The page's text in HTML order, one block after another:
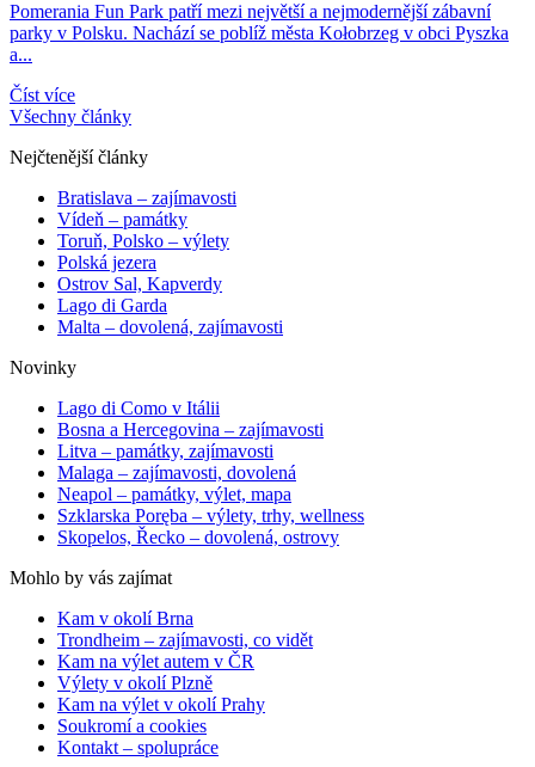
Pomerania Fun Park patří mezi největší a nejmodernější zábavní
parky v Polsku. Nachází se poblíž města Kołobrzeg v obci Pyszka
a...
Číst více
Všechny články
Nejčtenější články
Bratislava – zajímavosti
Vídeň – památky
Toruň, Polsko – výlety
Polská jezera
Ostrov Sal, Kapverdy
Lago di Garda
Malta – dovolená, zajímavosti
Novinky
Lago di Como v Itálii
Bosna a Hercegovina – zajímavosti
Litva – památky, zajímavosti
Malaga – zajímavosti, dovolená
Neapol – památky, výlet, mapa
Szklarska Poręba – výlety, trhy, wellness
Skopelos, Řecko – dovolená, ostrovy
Mohlo by vás zajímat
Kam v okolí Brna
Trondheim – zajímavosti, co vidět
Kam na výlet autem v ČR
Výlety v okolí Plzně
Kam na výlet v okolí Prahy
Soukromí a cookies
Kontakt – spolupráce